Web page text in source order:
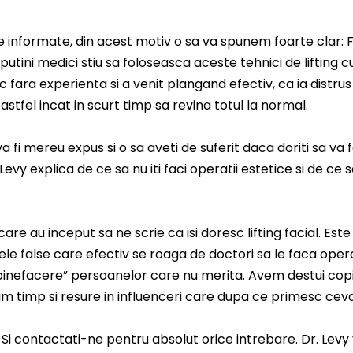
din acest motiv o sa va spunem foarte clar:
medici stiu sa foloseasca aceste tehnici de lifting
fara experienta si a venit plangand efectiv, ca ia
incat in scurt timp sa revina totul la normal.
fi mereu expus si o sa aveti de suferit daca doriti sa
explica de ce sa nu iti faci operatii estetice si de
au inceput sa ne scrie ca isi doresc lifting facial.
false care efectiv se roaga de doctori sa le faca
persoanelor care nu merita. Avem destui
timp si resure in influenceri care dupa ce primesc
Si contactati-ne pentru absolut orice intrebare. Dr.